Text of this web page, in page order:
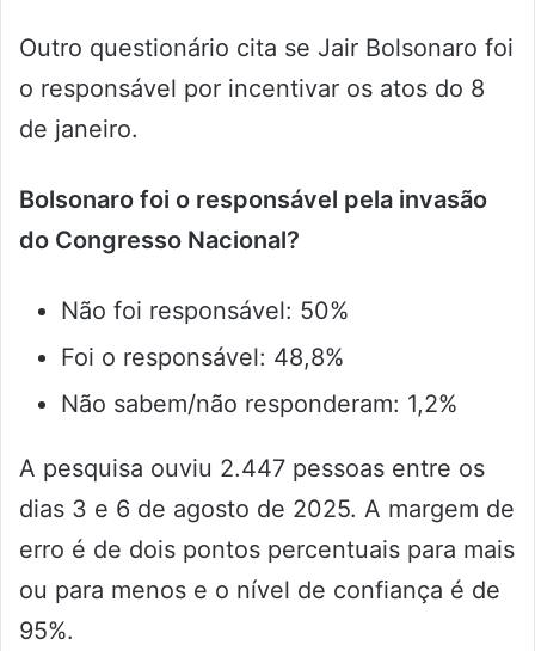
Outro questionário cita se Jair Bolsonaro foi
o responsável por incentivar os atos do 8
de janeiro.
Bolsonaro foi o responsável pela invasão
do Congresso Nacional?
Não foi responsável: 50%
Foi o responsável: 48,8%
Não sabem/não responderam: 1,2%
A pesquisa ouviu 2.447 pessoas entre os
dias 3 e 6 de agosto de 2025. A margem de
erro é de dois pontos percentuais para mais
ou para menos e o nível de confiança é de
95%.